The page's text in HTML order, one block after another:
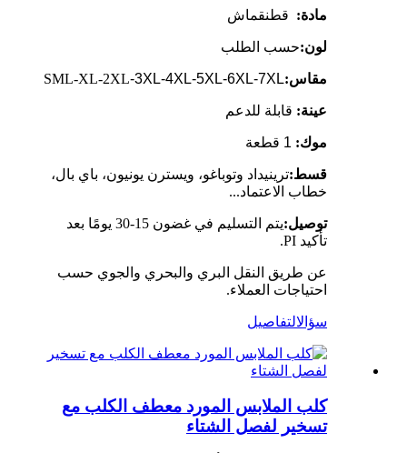
مادة: قطنقماش
لون:حسب الطلب
مقاس: SML-XL-2XL-3XL-4XL-5XL-6XL-7XL
عينة: قابلة للدعم
موك: 1 قطعة
قسط:ترينيداد وتوباغو، ويسترن يونيون، باي بال،
خطاب الاعتماد...
توصيل:
يتم التسليم في غضون 15-30 يومًا بعد
تأكيد PI.
عن طريق النقل البري والبحري والجوي حسب
احتياجات العملاء.
سؤالالتفاصيل
كلب الملابس المورد معطف الكلب مع
تسخير لفصل الشتاء